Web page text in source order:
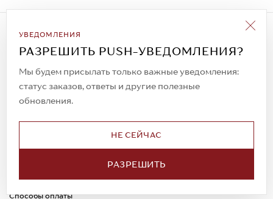
УВЕДОМЛЕНИЯ
РАЗРЕШИТЬ PUSH-УВЕДОМЛЕНИЯ?
Мы будем присылать только важные уведомления:
статус заказов, ответы и другие полезные
обновления.
НЕ СЕЙЧАС
РАЗРЕШИТЬ
Подписаться на рассылку
Всегда будьте в курсе новых акций и
спецпредложений!
© 2023. AIT Shoes
Все права защищены
Доставка
Способы оплаты
Обмен и возврат
Каспи-Ред